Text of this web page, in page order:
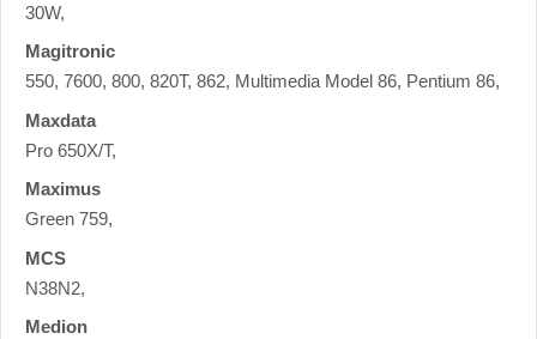
30W,
Magitronic
550, 7600, 800, 820T, 862, Multimedia Model 86, Pentium 86,
Maxdata
Pro 650X/T,
Maximus
Green 759,
MCS
N38N2,
Medion